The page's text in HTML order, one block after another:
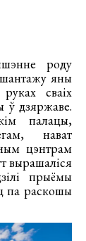
роду
яны
сваіх
ў дзяржаве.
палацы,
нават
цэнтрам
вырашаліся
прыёмы
па раскошы